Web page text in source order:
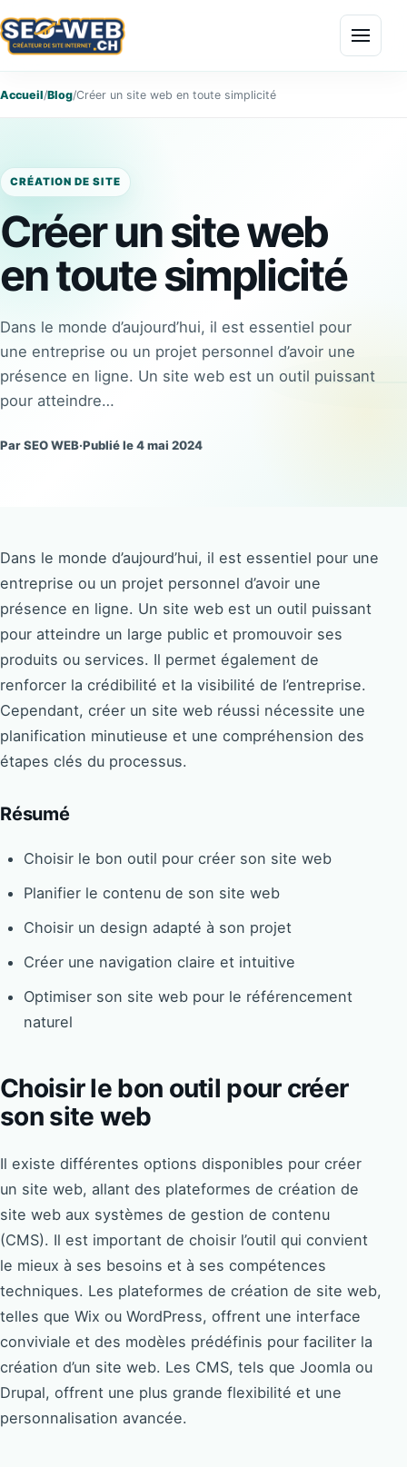
Menu
Accueil/Blog/Créer un site web en toute simplicité
CRÉATION DE SITE
Créer un site web
en toute simplicité
Dans le monde d’aujourd’hui, il est essentiel pour
une entreprise ou un projet personnel d’avoir une
présence en ligne. Un site web est un outil puissant
pour atteindre…
Par SEO WEB·Publié le 4 mai 2024
Dans le monde d’aujourd’hui, il est essentiel pour une
entreprise ou un projet personnel d’avoir une
présence en ligne. Un site web est un outil puissant
pour atteindre un large public et promouvoir ses
produits ou services. Il permet également de
renforcer la crédibilité et la visibilité de l’entreprise.
Cependant, créer un site web réussi nécessite une
planification minutieuse et une compréhension des
étapes clés du processus.
Résumé
Choisir le bon outil pour créer son site web
Planifier le contenu de son site web
Choisir un design adapté à son projet
Créer une navigation claire et intuitive
Optimiser son site web pour le référencement
naturel
Choisir le bon outil pour créer
son site web
Il existe différentes options disponibles pour créer
un site web, allant des plateformes de création de
site web aux systèmes de gestion de contenu
(CMS). Il est important de choisir l’outil qui convient
le mieux à ses besoins et à ses compétences
techniques. Les plateformes de création de site web,
telles que Wix ou WordPress, offrent une interface
conviviale et des modèles prédéfinis pour faciliter la
création d’un site web. Les CMS, tels que Joomla ou
Drupal, offrent une plus grande flexibilité et une
personnalisation avancée.